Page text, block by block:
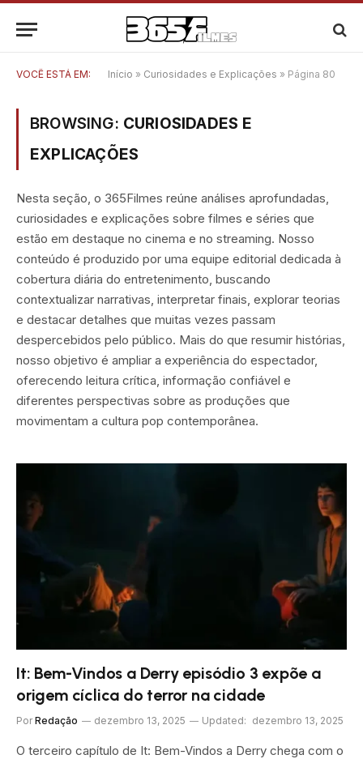
VOCÊ ESTÁ EM: Início » Curiosidades e Explicações » Página 80
BROWSING: CURIOSIDADES E
EXPLICAÇÕES
Nesta seção, o 365Filmes reúne análises aprofundadas,
curiosidades e explicações sobre filmes e séries que
estão em destaque no cinema e no streaming. Nosso
conteúdo é produzido por uma equipe editorial dedicada à
cobertura diária do entretenimento, buscando
contextualizar narrativas, interpretar finais, explorar teorias
e destacar detalhes que muitas vezes passam
despercebidos pelo público. Mais do que resumir histórias,
nosso objetivo é ampliar a experiência do espectador,
oferecendo leitura crítica, informação confiável e
diferentes perspectivas sobre as produções que
movimentam a cultura pop contemporânea.
It: Bem-Vindos a Derry episódio 3 expõe a
origem cíclica do terror na cidade
Por Redação dezembro 13, 2025 Updated: dezembro 13, 2025
O terceiro capítulo de It: Bem-Vindos a Derry chega com o